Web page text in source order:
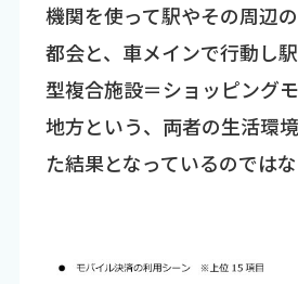
機関を使って駅やその周辺
都会と、車メインで行動し
型複合施設＝ショッピング
地方という、両者の生活環
た結果となっているのではな